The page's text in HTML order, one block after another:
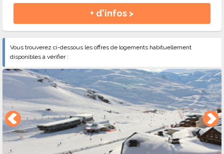
+ d'infos >
Vous trouverez ci-dessous les offres de logements habituellement
disponibles à vérifier :